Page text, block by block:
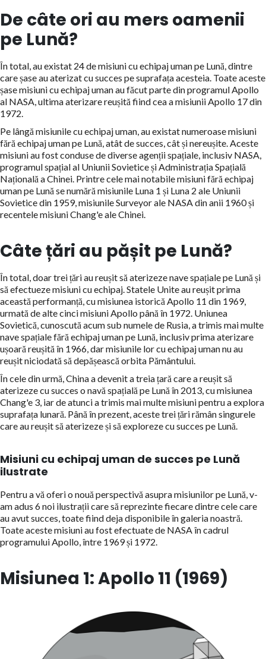
De câte ori au mers oamenii
pe Lună?
În total, au existat 24 de misiuni cu echipaj uman pe Lună, dintre
care șase au aterizat cu succes pe suprafața acesteia. Toate aceste
șase misiuni cu echipaj uman au făcut parte din programul Apollo
al NASA, ultima aterizare reușită fiind cea a misiunii Apollo 17 din
1972.
Pe lângă misiunile cu echipaj uman, au existat numeroase misiuni
fără echipaj uman pe Lună, atât de succes, cât și nereușite. Aceste
misiuni au fost conduse de diverse agenții spațiale, inclusiv NASA,
programul spațial al Uniunii Sovietice și Administrația Spațială
Națională a Chinei. Printre cele mai notabile misiuni fără echipaj
uman pe Lună se numără misiunile Luna 1 și Luna 2 ale Uniunii
Sovietice din 1959, misiunile Surveyor ale NASA din anii 1960 și
recentele misiuni Chang'e ale Chinei.
Câte țări au pășit pe Lună?
În total, doar trei țări au reușit să aterizeze nave spațiale pe Lună și
să efectueze misiuni cu echipaj. Statele Unite au reușit prima
această performanță, cu misiunea istorică Apollo 11 din 1969,
urmată de alte cinci misiuni Apollo până în 1972. Uniunea
Sovietică, cunoscută acum sub numele de Rusia, a trimis mai multe
nave spațiale fără echipaj uman pe Lună, inclusiv prima aterizare
ușoară reușită în 1966, dar misiunile lor cu echipaj uman nu au
reușit niciodată să depășească orbita Pământului.
În cele din urmă, China a devenit a treia țară care a reușit să
aterizeze cu succes o navă spațială pe Lună în 2013, cu misiunea
Chang'e 3, iar de atunci a trimis mai multe misiuni pentru a explora
suprafața lunară. Până în prezent, aceste trei țări rămân singurele
care au reușit să aterizeze și să exploreze cu succes pe Lună.
Misiuni cu echipaj uman de succes pe Lună
ilustrate
Pentru a vă oferi o nouă perspectivă asupra misiunilor pe Lună, v-
am adus 6 noi ilustrații care să reprezinte fiecare dintre cele care
au avut succes, toate fiind deja disponibile în galeria noastră.
Toate aceste misiuni au fost efectuate de NASA în cadrul
programului Apollo, între 1969 și 1972.
Misiunea 1: Apollo 11 (1969)